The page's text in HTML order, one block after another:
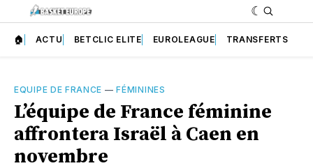
🏠 ACTU BETCLIC ELITE EUROLEAGUE TRANSFERTS
EQUIPE DE FRANCE —FÉMININES
L’équipe de France féminine
affrontera Israël à Caen en
novembre